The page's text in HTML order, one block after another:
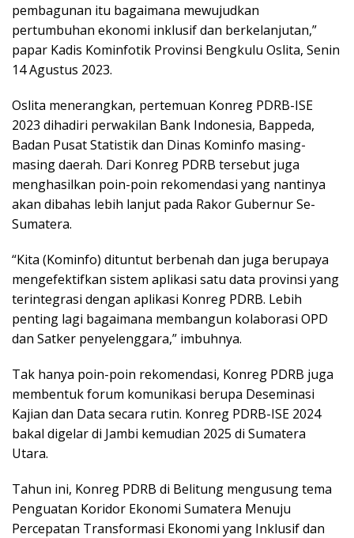
pembagunan itu bagaimana mewujudkan
pertumbuhan ekonomi inklusif dan berkelanjutan,”
papar Kadis Kominfotik Provinsi Bengkulu Oslita, Senin
14 Agustus 2023.
Oslita menerangkan, pertemuan Konreg PDRB-ISE
2023 dihadiri perwakilan Bank Indonesia, Bappeda,
Badan Pusat Statistik dan Dinas Kominfo masing-
masing daerah. Dari Konreg PDRB tersebut juga
menghasilkan poin-poin rekomendasi yang nantinya
akan dibahas lebih lanjut pada Rakor Gubernur Se-
Sumatera.
“Kita (Kominfo) dituntut berbenah dan juga berupaya
mengefektifkan sistem aplikasi satu data provinsi yang
terintegrasi dengan aplikasi Konreg PDRB. Lebih
penting lagi bagaimana membangun kolaborasi OPD
dan Satker penyelenggara,” imbuhnya.
Tak hanya poin-poin rekomendasi, Konreg PDRB juga
membentuk forum komunikasi berupa Deseminasi
Kajian dan Data secara rutin. Konreg PDRB-ISE 2024
bakal digelar di Jambi kemudian 2025 di Sumatera
Utara.
Tahun ini, Konreg PDRB di Belitung mengusung tema
Penguatan Koridor Ekonomi Sumatera Menuju
Percepatan Transformasi Ekonomi yang Inklusif dan